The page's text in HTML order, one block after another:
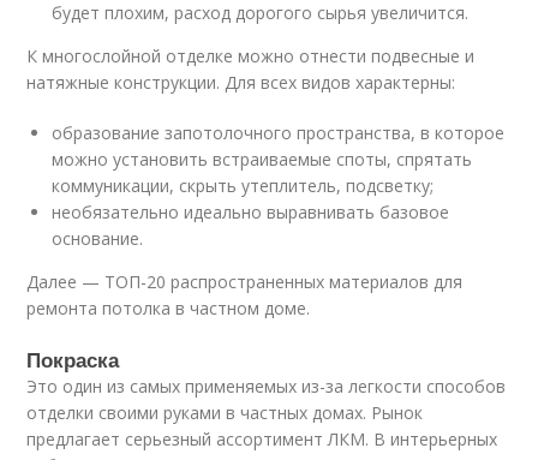
будет плохим, расход дорогого сырья увеличится.
К многослойной отделке можно отнести подвесные и
натяжные конструкции. Для всех видов характерны:
образование запотолочного пространства, в которое
можно установить встраиваемые споты, спрятать
коммуникации, скрыть утеплитель, подсветку;
необязательно идеально выравнивать базовое
основание.
Далее — ТОП-20 распространенных материалов для
ремонта потолка в частном доме.
Покраска
Это один из самых применяемых из-за легкости способов
отделки своими руками в частных домах. Рынок
предлагает серьезный ассортимент ЛКМ. В интерьерных